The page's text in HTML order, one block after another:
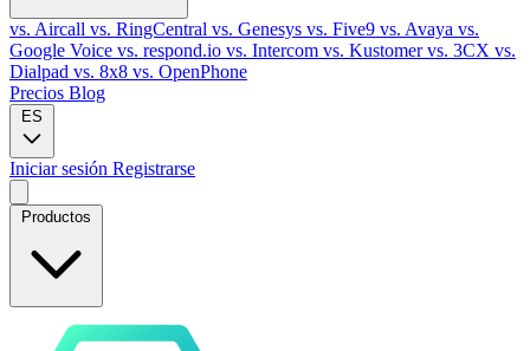
vs. Aircall vs. RingCentral vs. Genesys vs. Five9 vs. Avaya vs.
Google Voice vs. respond.io vs. Intercom vs. Kustomervs. 3CX vs.
Dialpad vs. 8x8 vs. OpenPhone
Precios Blog
ES
Iniciar sesión Registrarse
Productos